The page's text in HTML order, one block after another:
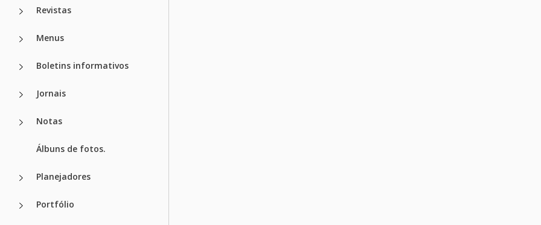
Revistas
Menus
Boletins informativos
Jornais
Notas
Álbuns de fotos.
Planejadores
Portfólio